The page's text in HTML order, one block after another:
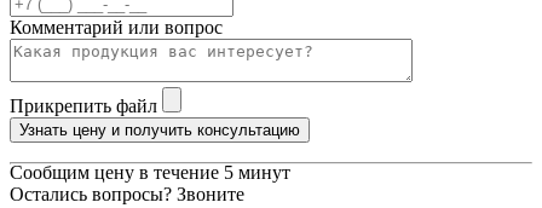
Комментарий или вопрос
Прикрепить файл
Узнать цену и получить консультацию
Сообщим цену в течение 5 минут
Остались вопросы? Звоните